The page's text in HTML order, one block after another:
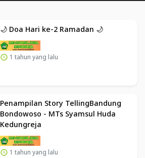
🌙 Doa Hari ke-2 Ramadan 🌙
1 tahun yang lalu
Penampilan Story TellingBandung
Bondowoso - MTs Syamsul Huda
Kedungreja
1 tahun yang lalu